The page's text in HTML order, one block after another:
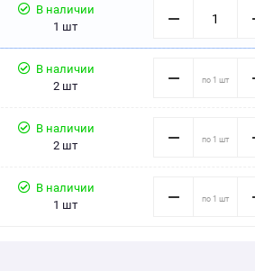
В наличии
1 шт
В наличии
2 шт
В наличии
2 шт
В наличии
1 шт